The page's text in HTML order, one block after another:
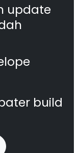
update
build